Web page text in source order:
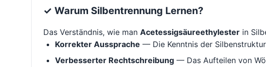
✓ Warum Silbentrennung Lernen?
Das Verständnis, wie man Acetessigsäureethylester in
Korrekter Aussprache — Die Kenntnis der
Verbesserter Rechtschreibung — Das Aufteilen von